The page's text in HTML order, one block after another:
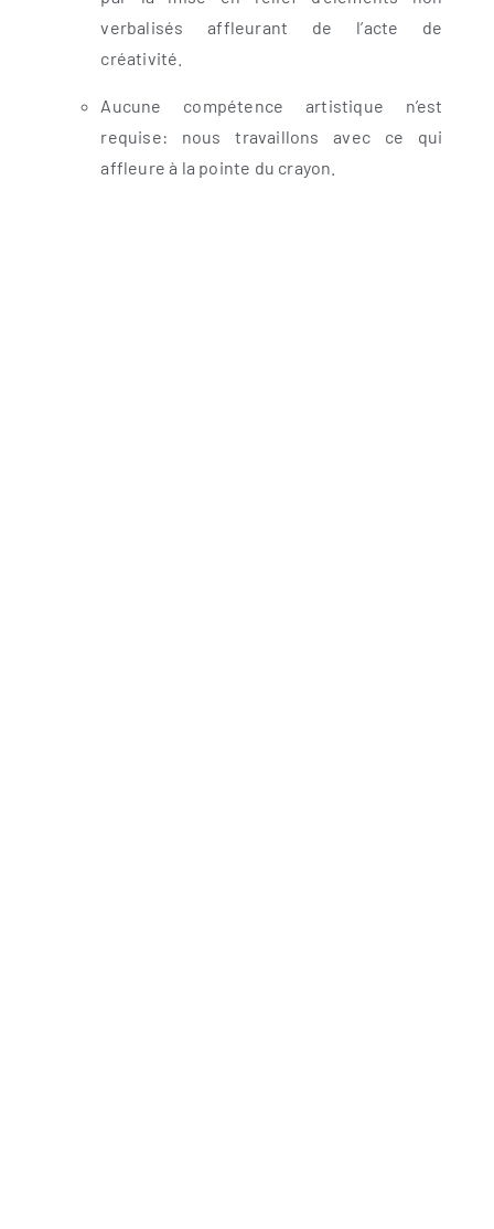
verbalisés affleurant de l’acte de
créativité.
Aucune compétence artistique n’est
requise: nous travaillons avec ce qui
affleure à la pointe du crayon.